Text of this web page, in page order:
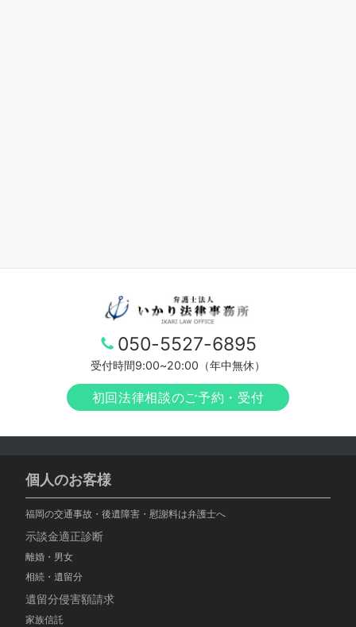
050-5527-6895
受付時間9:00~20:00（年中無休）
初回法律相談のご予約・受付
個人のお客様
福岡の交通事故・後遺障害・慰謝料は弁護士へ
示談金適正診断
離婚・男女
相続・遺留分
遺留分侵害額請求
家族信託